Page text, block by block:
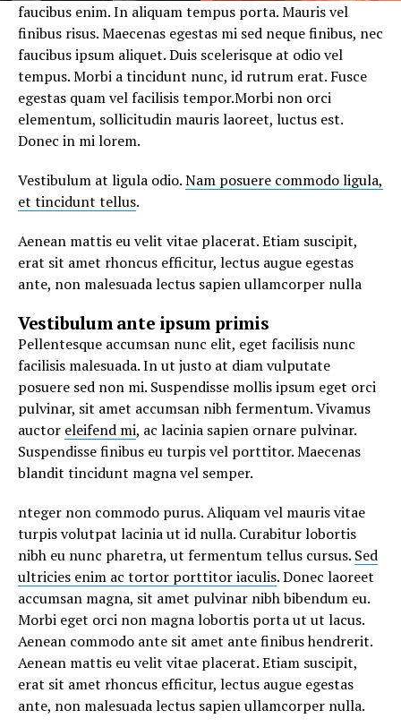
faucibus enim. In aliquam tempus porta. Mauris vel
finibus risus. Maecenas egestas mi sed neque finibus, nec
faucibus ipsum aliquet. Duis scelerisque at odio vel
tempus. Morbi a tincidunt nunc, id rutrum erat. Fusce
egestas quam vel facilisis tempor.Morbi non orci
elementum, sollicitudin mauris laoreet, luctus est.
Donec in mi lorem.
Vestibulum at ligula odio.Nam posuere commodo ligula,
et tincidunt tellus.
Aenean mattis eu velit vitae placerat. Etiam suscipit,
erat sit amet rhoncus efficitur, lectus augue egestas
ante, non malesuada lectus sapien ullamcorper nulla
Vestibulum ante ipsum primis
Pellentesque accumsan nunc elit, eget facilisis nunc
facilisis malesuada. In ut justo at diam vulputate
posuere sed non mi. Suspendisse mollis ipsum eget orci
pulvinar, sit amet accumsan nibh fermentum. Vivamus
auctor eleifend mi, ac lacinia sapien ornare pulvinar.
Suspendisse finibus eu turpis vel porttitor. Maecenas
blandit tincidunt magna vel semper.
nteger non commodo purus. Aliquam vel mauris vitae
turpis volutpat lacinia ut id nulla. Curabitur lobortis
nibh eu nunc pharetra, ut fermentum tellus cursus. Sed
ultricies enim ac tortor porttitor iaculis. Donec laoreet
accumsan magna, sit amet pulvinar nibh bibendum eu.
Morbi eget orci non magna lobortis porta ut ut lacus.
Aenean commodo ante sit amet ante finibus hendrerit.
Aenean mattis eu velit vitae placerat. Etiam suscipit,
erat sit amet rhoncus efficitur, lectus augue egestas
ante, non malesuada lectus sapien ullamcorper nulla.